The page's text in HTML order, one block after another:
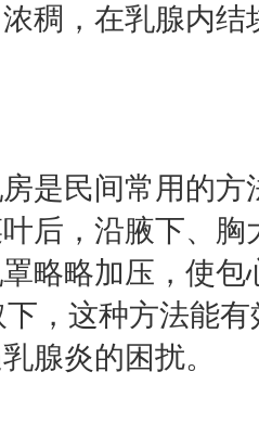
稠，在乳腺内结
是民间常用的
后，沿腋下、
略略加压，使
，这种方法能
腺炎的困扰。